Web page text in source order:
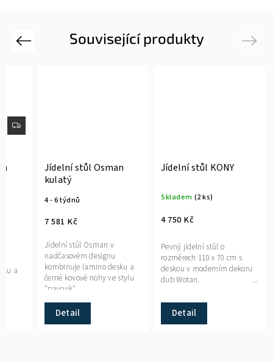
Související produkty
Previous
a
Jídelní stůl Osman
kulatý
4 - 6 týdnů
7 581 Kč
Detail
Jídelní stůl Osman v
nadčasovém designu
kombinuje lamino desku a
černé kovové nohy ve stylu
"pavouk".
Jídelní stůl KONY
Skladem (2 ks)
4 750 Kč
Detail
Pevný jídelní stůl o
rozměrech 110 x 70 cm s
deskou v moderním dekoru
dub Wotan. ...
Next